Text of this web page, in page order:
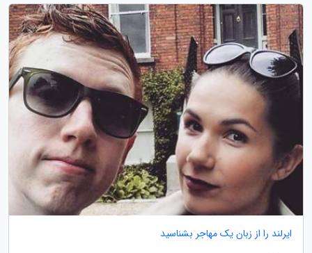
ایرلند را از زبان یک مهاجر بشناسید